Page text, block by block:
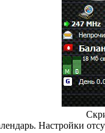
Настройки